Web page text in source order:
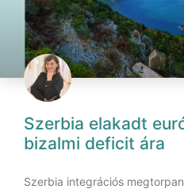
Szerbia elakadt
bizalmi deficit ára
Szerbia integrációs